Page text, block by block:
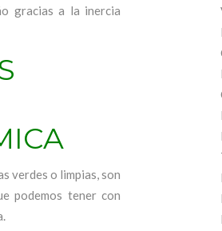
gracias a la inercia
verdes o limpias, son
podemos tener con